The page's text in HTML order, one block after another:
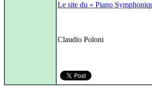
Le site du « Piano
Claudio Poloni